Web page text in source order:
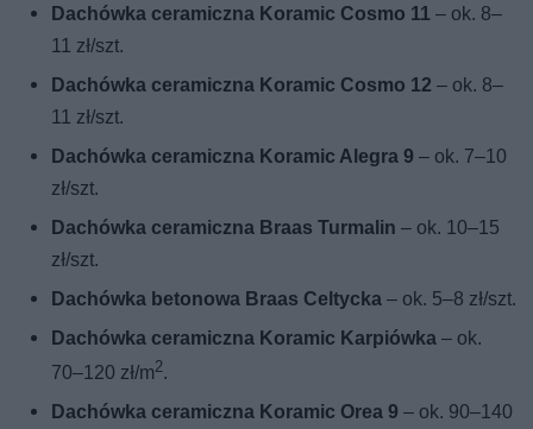
Dachówka ceramiczna Koramic Cosmo 11 – ok. 8–
11 zł/szt.
Dachówka ceramiczna Koramic Cosmo 12 – ok. 8–
11 zł/szt.
Dachówka ceramiczna Koramic Alegra 9 – ok. 7–10
zł/szt.
Dachówka ceramiczna Braas Turmalin – ok. 10–15
zł/szt.
Dachówka betonowa Braas Celtycka – ok. 5–8 zł/szt.
Dachówka ceramiczna Koramic Karpiówka – ok.
70–120 zł/m2.
Dachówka ceramiczna Koramic Orea 9 – ok. 90–140